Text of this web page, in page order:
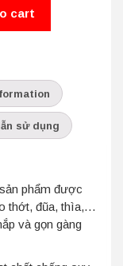
cart
sử dụng
sản phẩm được
thớt, đũa, thìa,…
và gọn gàng